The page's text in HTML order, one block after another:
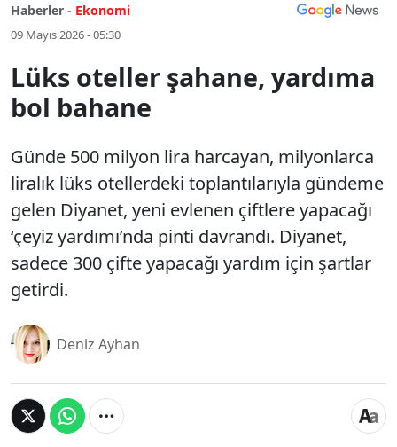
Haberler - Ekonomi
09 Mayıs 2026 - 05:30
Lüks oteller şahane, yardıma
bol bahane
Günde 500 milyon lira harcayan, milyonlarca
liralık lüks otellerdeki toplantılarıyla gündeme
gelen Diyanet, yeni evlenen çiftlere yapacağı
‘çeyiz yardımı’nda pinti davrandı. Diyanet,
sadece 300 çifte yapacağı yardım için şartlar
getirdi.
Deniz Ayhan